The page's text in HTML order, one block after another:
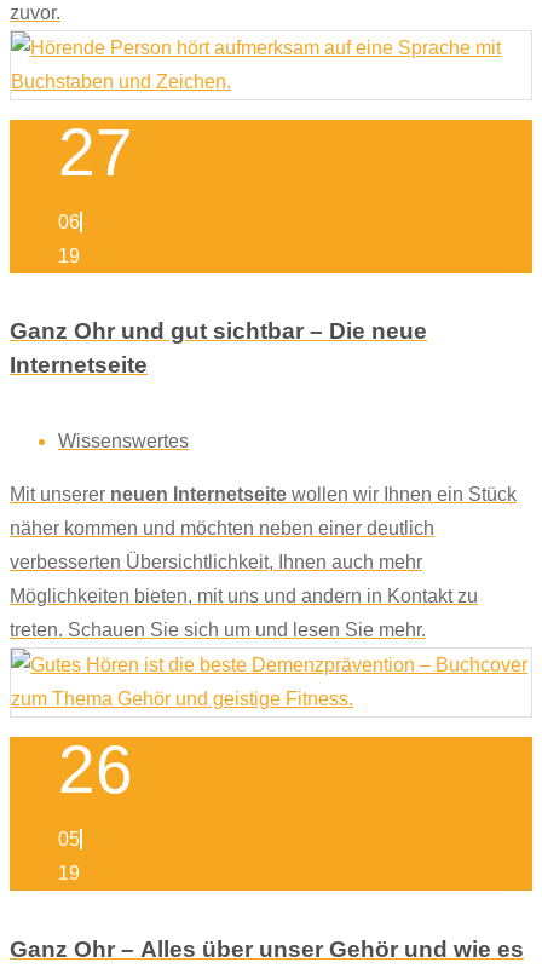
zuvor.
27
06
19
Ganz Ohr und gut sichtbar – Die neue
Internetseite
Wissenswertes
Mit unserer neuen Internetseite wollen wir Ihnen ein Stück
näher kommen und möchten neben einer deutlich
verbesserten Übersichtlichkeit, Ihnen auch mehr
Möglichkeiten bieten, mit uns und andern in Kontakt zu
treten. Schauen Sie sich um und lesen Sie mehr.
26
05
19
Ganz Ohr – Alles über unser Gehör und wie es